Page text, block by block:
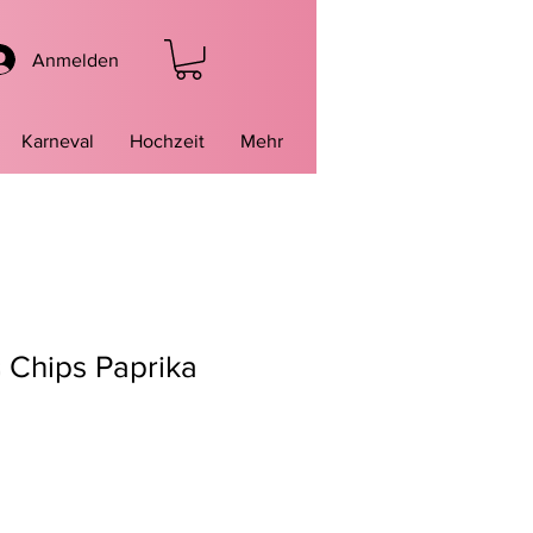
Anmelden
Karneval Hochzeit Mehr
Paprika